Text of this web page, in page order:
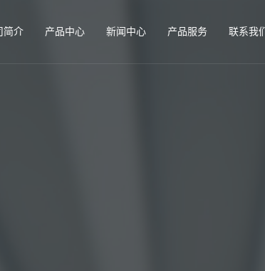
简介 产品中心 新闻中心 产品服务 联系我们